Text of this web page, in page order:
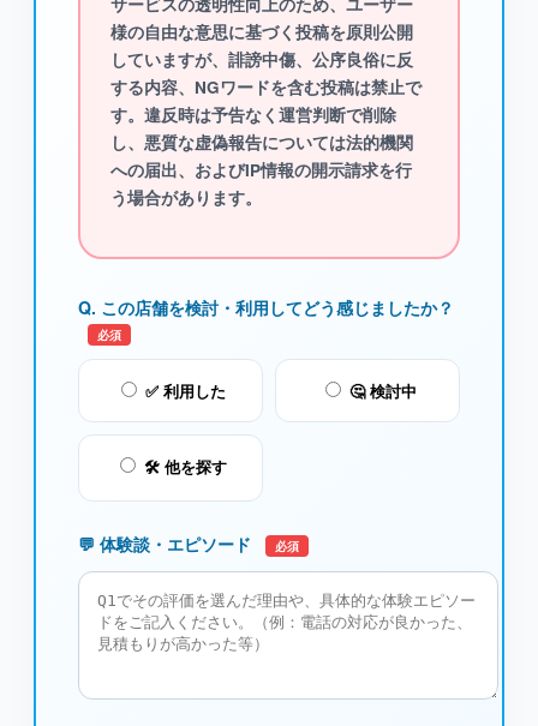
様の自由な意思に基づく投稿を原則公開
していますが、 誹謗中傷、公序良俗に反
する内容、NGワードを含む投稿は禁止で
す。違反時は予告なく運営判断で削除
し、悪質な虚偽報告については法的機関
への届出、およびIP情報の開示請求を行
う場合があります。
Q. この店舗を検討・利用してどう感じましたか？
必須
✅ 利用した 🤔 検討中
🛠️ 他を探す
💬 体験談・エピソード 必須